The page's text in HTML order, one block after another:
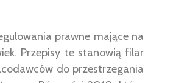
prawne mające na
Przepisy te stanowią filar
do przestrzegania